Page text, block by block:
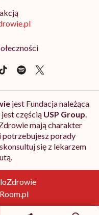
jest Fundacja należąca
jest częścią USP Group
mają charakter
potrzebujesz porady
się z lekarzem